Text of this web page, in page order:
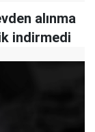
alınma
indirmedi